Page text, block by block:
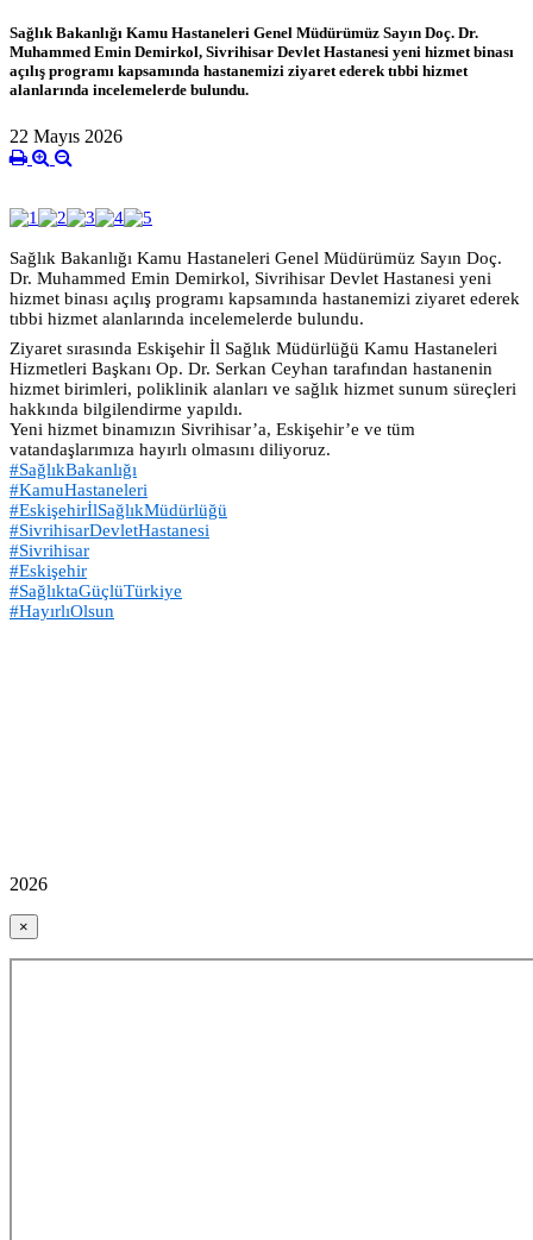
Sağlık Bakanlığı Kamu Hastaneleri Genel Müdürümüz Sayın Doç. Dr.
Muhammed Emin Demirkol, Sivrihisar Devlet Hastanesi yeni hizmet binası
açılış programı kapsamında hastanemizi ziyaret ederek tıbbi hizmet
alanlarında incelemelerde bulundu.
22 Mayıs 2026
Sağlık Bakanlığı Kamu Hastaneleri Genel Müdürümüz Sayın Doç.
Dr. Muhammed Emin Demirkol, Sivrihisar Devlet Hastanesi yeni
hizmet binası açılış programı kapsamında hastanemizi ziyaret ederek
tıbbi hizmet alanlarında incelemelerde bulundu.
Ziyaret sırasında Eskişehir İl Sağlık Müdürlüğü Kamu Hastaneleri
Hizmetleri Başkanı Op. Dr. Serkan Ceyhan tarafından hastanenin
hizmet birimleri, poliklinik alanları ve sağlık hizmet sunum süreçleri
hakkında bilgilendirme yapıldı.
Yeni hizmet binamızın Sivrihisar’a, Eskişehir’e ve tüm
vatandaşlarımıza hayırlı olmasını diliyoruz.
#SağlıkBakanlığı
#KamuHastaneleri
#EskişehirİlSağlıkMüdürlüğü
#SivrihisarDevletHastanesi
#Sivrihisar
#Eskişehir
#SağlıktaGüçlüTürkiye
#HayırlıOlsun
2026
×